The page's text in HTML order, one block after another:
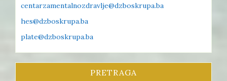
centarzamentalnozdravlje@dzboskrupa.ba
hes@dzboskrupa.ba
plate@dzboskrupa.ba
PRETRAGA